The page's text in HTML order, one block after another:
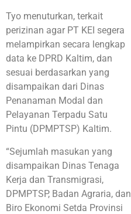
Tyo menuturkan, terkait
perizinan agar PT KEI segera
melampirkan secara lengkap
data ke DPRD Kaltim, dan
sesuai berdasarkan yang
disampaikan dari Dinas
Penanaman Modal dan
Pelayanan Terpadu Satu
Pintu (DPMPTSP) Kaltim.
“Sejumlah masukan yang
disampaikan Dinas Tenaga
Kerja dan Transmigrasi,
DPMPTSP, Badan Agraria, dan
Biro Ekonomi Setda Provinsi